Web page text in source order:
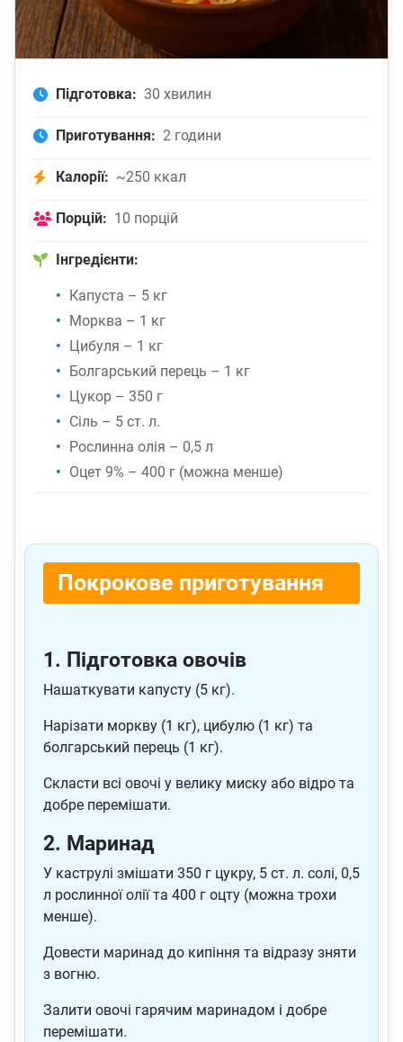
Підготовка: 30 хвилин
Приготування: 2 години
Калорії: ~250 ккал
Порцій: 10 порцій
Інгредієнти:
Капуста – 5 кг
Морква – 1 кг
Цибуля – 1 кг
Болгарський перець – 1 кг
Цукор – 350 г
Сіль – 5 ст. л.
Рослинна олія – 0,5 л
Оцет 9% – 400 г (можна менше)
Покрокове приготування
1. Підготовка овочів
Нашаткувати капусту (5 кг).
Нарізати моркву (1 кг), цибулю (1 кг) та
болгарський перець (1 кг).
Скласти всі овочі у велику миску або відро та
добре перемішати.
2. Маринад
У каструлі змішати 350 г цукру, 5 ст. л. солі, 0,5
л рослинної олії та 400 г оцту (можна трохи
менше).
Довести маринад до кипіння та відразу зняти
з вогню.
Залити овочі гарячим маринадом і добре
перемішати.